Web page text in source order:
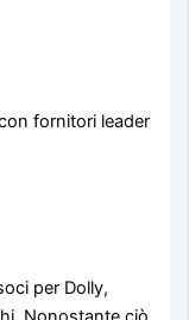
fornitori leader
per Dolly,